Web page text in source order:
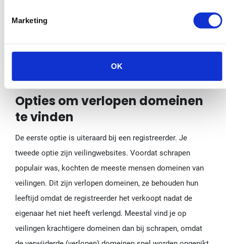
Marketing
OK
om de kracht van deze domeinen te krijgen, je een site
moet opzetten en minstens twee maanden moet
Opties om verlopen domeinen
te vinden
De eerste optie is uiteraard bij een registreerder. Je
tweede optie zijn veilingwebsites. Voordat schrapen
populair was, kochten de meeste mensen domeinen van
veilingen. Dit zijn verlopen domeinen, ze behouden hun
leeftijd omdat de registreerder het verkoopt nadat de
eigenaar het niet heeft verlengd. Meestal vind je op
veilingen krachtigere domeinen dan bij schrapen, omdat